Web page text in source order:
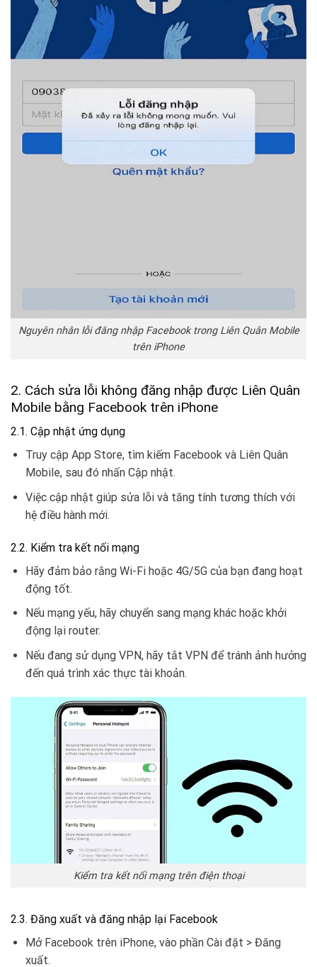
Nguyên nhân lỗi đăng nhập Facebook trong Liên Quân Mobile
trên iPhone
2. Cách sửa lỗi không đăng nhập được Liên Quân
Mobile bằng Facebook trên iPhone
2.1. Cập nhật ứng dụng
Truy cập App Store, tìm kiếm Facebook và Liên Quân
Mobile, sau đó nhấn Cập nhật.
Việc cập nhật giúp sửa lỗi và tăng tính tương thích với
hệ điều hành mới.
2.2. Kiểm tra kết nối mạng
Hãy đảm bảo rằng Wi-Fi hoặc 4G/5G của bạn đang hoạt
động tốt.
Nếu mạng yếu, hãy chuyển sang mạng khác hoặc khởi
động lại router.
Nếu đang sử dụng VPN, hãy tắt VPN để tránh ảnh hưởng
đến quá trình xác thực tài khoản.
Kiểm tra kết nối mạng trên điện thoại
2.3. Đăng xuất và đăng nhập lại Facebook
Mở Facebook trên iPhone, vào phần Cài đặt > Đăng
xuất.